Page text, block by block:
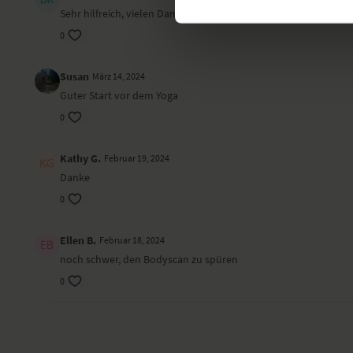
Sehr hilfreich, vielen Dank
0
Susan März 14, 2024
Guter Start vor dem Yoga
0
Kathy G. Februar 19, 2024
Danke
0
Ellen B. Februar 18, 2024
noch schwer, den Bodyscan zu spüren
0